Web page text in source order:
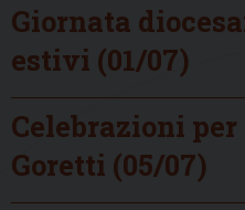
Giornata
estivi (01/07)
Celebrazioni
Goretti (05/07)